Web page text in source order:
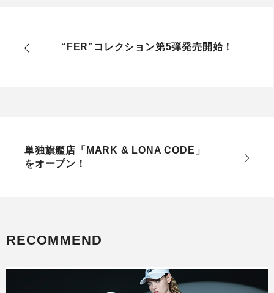
RECOMMEND
“FER”コレクション第5弾発売開始！
単独旗艦店「MARK & LONA CODE」
をオープン！